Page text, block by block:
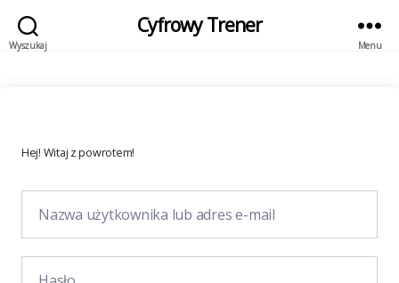
Wyszukaj
Cyfrowy Trener
Menu
Hej! Witaj z powrotem!